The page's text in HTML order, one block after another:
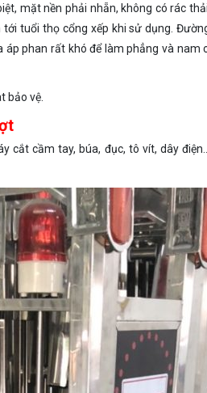
mặt nền phải nhẵn, không có rác
tuổi thọ cổng xếp khi sử dụng.
phan rất khó để làm phẳng và nam
bảo vệ.
cắt cầm tay, búa, đục, tô vít, dây